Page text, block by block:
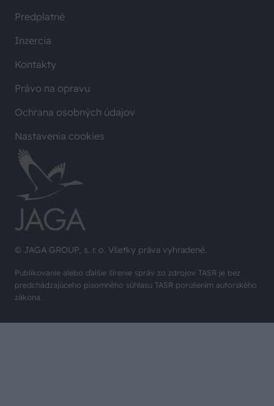
© JAGA GROUP, s. r. o. Všetky práva vyhradené.
Publikovanie alebo ďalšie šírenie správ zo zdrojov TASR je bez
predchádzajúceho písomného súhlasu TASR porušením autorského
zákona.
Predplatné
Inzercia
Kontakty
Právo na opravu
Ochrana osobných údajov
Nastavenia cookies